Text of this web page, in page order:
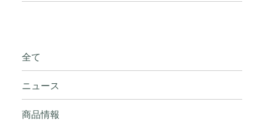
全て
ニュース
商品情報